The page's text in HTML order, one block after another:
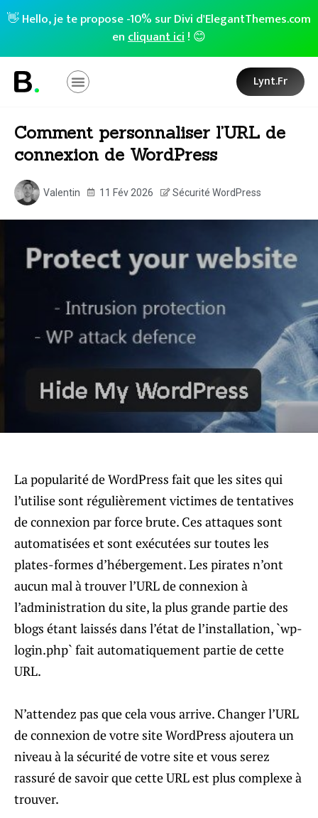
👋 Hello, je te propose -10% sur Divi d'ElegantThemes.com
encliquant ici! 😊
Lynt.fr
Comment personnaliser l’URL de
connexion de WordPress
Valentin 11 Fév 2026 Sécurité WordPress
La popularité de WordPress fait que les sites qui
l’utilise sont régulièrement victimes de tentatives
de connexion par force brute. Ces attaques sont
automatisées et sont exécutées sur toutes les
plates-formes d’hébergement. Les pirates n’ont
aucun mal à trouver l’URL de connexion à
l’administration du site, la plus grande partie des
blogs étant laissés dans l’état de l’installation, `wp-
login.php` fait automatiquement partie de cette
URL.
N’attendez pas que cela vous arrive. Changer l’URL
de connexion de votre site WordPress ajoutera un
niveau à la sécurité de votre site et vous serez
rassuré de savoir que cette URL est plus complexe à
trouver.